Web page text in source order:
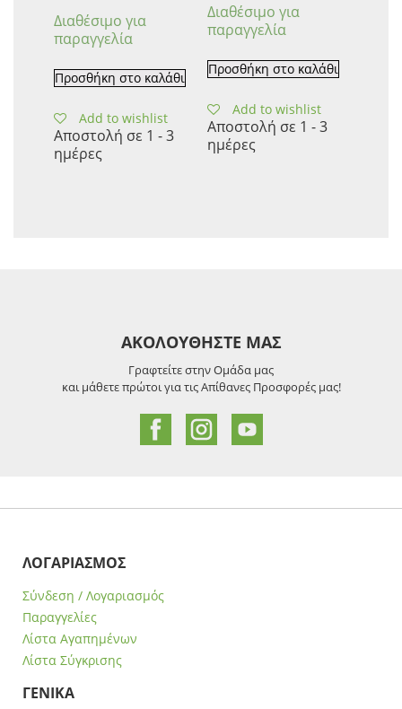
Διαθέσιμο για
παραγγελία
Προσθήκη στο καλάθι
Add to wishlist
Αποστολή σε 1 - 3
ημέρες
Διαθέσιμο για
παραγγελία
Προσθήκη στο καλάθι
Add to wishlist
Αποστολή σε 1 - 3
ημέρες
ΑΚΟΛΟΥΘΗΣΤΕ ΜΑΣ
Γραφτείτε στην Ομάδα μας
και μάθετε πρώτοι για τις Απίθανες Προσφορές μας!
ΛΟΓΑΡΙΑΣΜΟΣ
Σύνδεση / Λογαριασμός
Παραγγελίες
Λίστα Αγαπημένων
Λίστα Σύγκρισης
ΓΕΝΙΚΑ